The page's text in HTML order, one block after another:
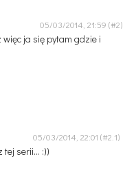
05/03/2014, 21:59
ja się pytam gdzie i
05/03/2014, 22:01
serii... :))